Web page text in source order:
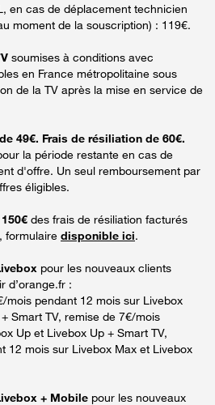
en cas de déplacement technicien
moment de la souscription) : 119€.
soumises à conditions avec
en France métropolitaine sous
de la TV après la mise en service de
49€. Frais de résiliation de 60€.
la période restante en cas de
d'offre. Un seul remboursement par
éligibles.
des frais de résiliation facturés
formulaire disponible ici.
pour les nouveaux clients
d’orange.fr :
mois pendant 12 mois sur Livebox
Smart TV, remise de 7€/mois
Up et Livebox Up + Smart TV,
12 mois sur Livebox Max et Livebox
+ Mobile pour les nouveaux